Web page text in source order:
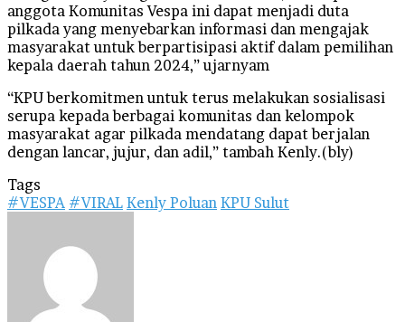
anggota Komunitas Vespa ini dapat menjadi duta
pilkada yang menyebarkan informasi dan mengajak
masyarakat untuk berpartisipasi aktif dalam pemilihan
kepala daerah tahun 2024,” ujarnyam
“KPU berkomitmen untuk terus melakukan sosialisasi
serupa kepada berbagai komunitas dan kelompok
masyarakat agar pilkada mendatang dapat berjalan
dengan lancar, jujur, dan adil,” tambah Kenly.(bly)
Tags
#VESPA #VIRAL Kenly Poluan KPU Sulut